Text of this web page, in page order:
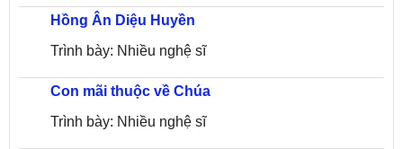
Hồng Ân Diệu Huyền
Trình bày: Nhiều nghệ sĩ
Con mãi thuộc về Chúa
Trình bày: Nhiều nghệ sĩ